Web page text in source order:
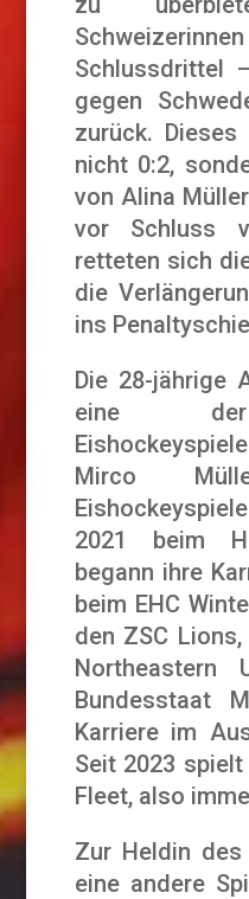
Schlussdrittel
gegen
zurück.
nicht 0:2,
von Alina
vor Schluss
retteten sich
die
ins
Die 28-jährige
eine der
Mirco
2021 beim
begann ihre
beim EHC
den ZSC
Northeastern
Bundesstaat
Karriere im
Seit 2023
Fleet, also
Zur Heldin
eine andere